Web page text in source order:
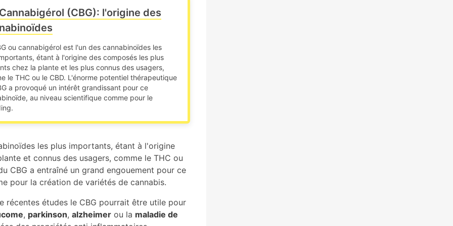
(CBG): l'origine des
ou cannabigérol est l'un des cannabinoïdes les
étant à l'origine des composés les plus
chez la plante et les plus connus des usagers,
le THC ou le CBD. L'énorme potentiel thérapeutique
a provoqué un intérêt grandissant pour ce
au niveau scientifique comme pour le
les plus importants, étant à l'origine
et connus des usagers, comme le THC ou
CBG a entraîné un grand engouement pour ce
pour la création de variétés de cannabis.
récentes études le CBG pourrait être utile pour
, parkinson, alzheimer ou la maladie de